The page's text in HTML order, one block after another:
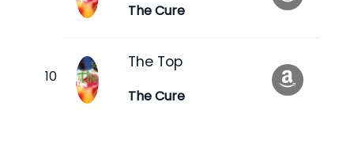
The Cure
The Top
The Cure